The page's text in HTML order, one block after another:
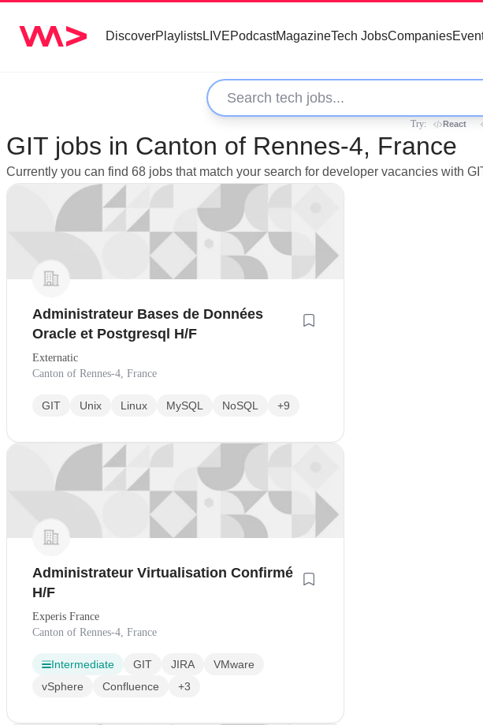
DiscoverPlaylistsLIVEPodcastMagazineTech JobsCompanies
Try: React
GIT jobs in Canton of Rennes-4, France
Currently you can find 68 jobs that match your search for developer vacancies with
Administrateur Bases de Données
Oracle et Postgresql H/F
Externatic
Canton of Rennes-4, France
GIT Unix Linux MySQL NoSQL +9
Administrateur Virtualisation Confirmé
H/F
Experis France
Canton of Rennes-4, France
Intermediate GIT JIRA
VMware
vSphere
Confluence +3